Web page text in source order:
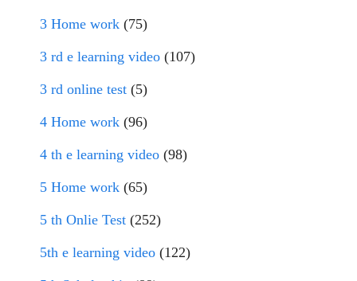
3 Home work (75)
3 rd e learning video (107)
3 rd online test (5)
4 Home work (96)
4 th e learning video (98)
5 Home work (65)
5 th Onlie Test (252)
5th e learning video (122)